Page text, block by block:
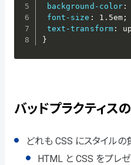
background-color :
font-size : 1.5em ;
text-transform :
}
バッドプラクティス
どれも CSS にスタイルの
HTML と CSS をプレ